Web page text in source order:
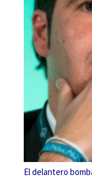
El delantero